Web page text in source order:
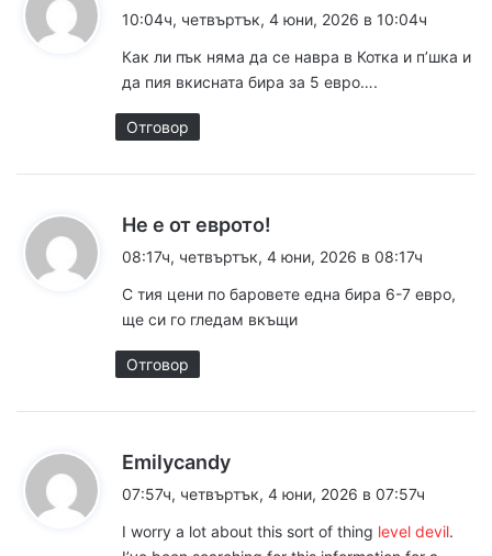
а
:
10:04ч, четвъртък, 4 юни, 2026 в 10:04ч
Как ли пък няма да се навра в Котка и п’шка и
да пия вкисната бира за 5 евро….
Отговор
Не е от еврото!
а
а
:
08:17ч, четвъртък, 4 юни, 2026 в 08:17ч
С тия цени по баровете една бира 6-7 евро,
ще си го гледам вкъщи
Отговор
Emilycandy
а
07:57ч, четвъртък, 4 юни, 2026 в 07:57ч
I worry a lot about this sort of thing level devil.